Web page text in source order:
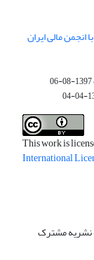
انجمن مالی ایران
1397-08-06
This work is
International
نشریه مشترک